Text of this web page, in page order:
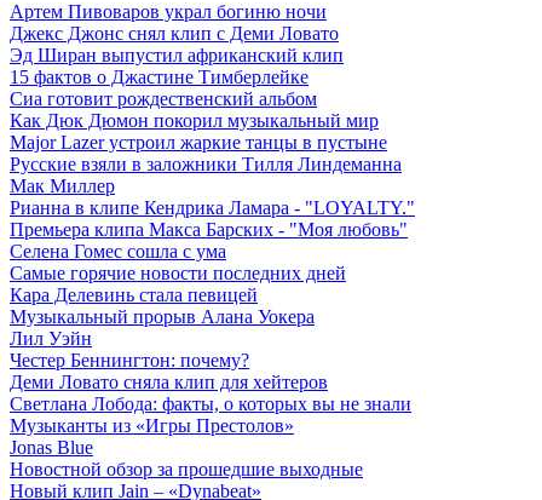
Артем Пивоваров украл богиню ночи
Джекс Джонс снял клип с Деми Ловато
Эд Ширан выпустил африканский клип
15 фактов о Джастине Тимберлейке
Сиа готовит рождественский альбом
Как Дюк Дюмон покорил музыкальный мир
Major Lazer устроил жаркие танцы в пустыне
Русские взяли в заложники Тилля Линдеманна
Мак Миллер
Рианна в клипе Кендрика Ламара - "LOYALTY."
Премьера клипа Макса Барских - "Моя любовь"
Селена Гомес сошла с ума
Самые горячие новости последних дней
Кара Делевинь стала певицей
Музыкальный прорыв Алана Уокера
Лил Уэйн
Честер Беннингтон: почему?
Деми Ловато сняла клип для хейтеров
Светлана Лобода: факты, о которых вы не знали
Музыканты из «Игры Престолов»
Jonas Blue
Новостной обзор за прошедшие выходные
Новый клип Jain – «Dynabeat»